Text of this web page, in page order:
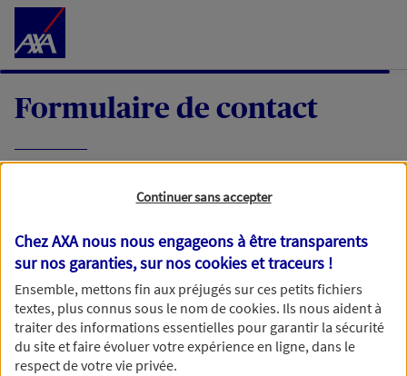
Accéder au Contenu
Formulaire de contact
demande, nous vous répondrons dans les
meilleurs délais par mail ou par téléphone.
Votre message :
Continuer sans accepter
Chez AXA nous nous engageons à être transparents
sur nos garanties, sur noscookies et traceurs !
Ensemble, mettons fin aux préjugés sur ces petits fichiers
textes, plus connus sous le nom decookies. Ils nous aident à
traiter des informations essentielles pour garantir la sécurité
du site et faire évoluer votre expérience en ligne, dans le
respect de votre vie privée.